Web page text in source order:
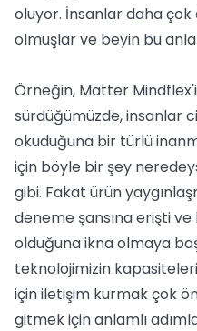
oluyor. İnsanlar daha çok
olmuşlar ve beyin bu
Örneğin, Matter
sürdüğümüzde, insanlar
okuduğuna bir türlü
için böyle bir şey
gibi. Fakat ürün
deneme şansına erişti
olduğuna ikna olmaya
teknolojimizin
için iletişim kurmak çok
gitmek için anlamlı